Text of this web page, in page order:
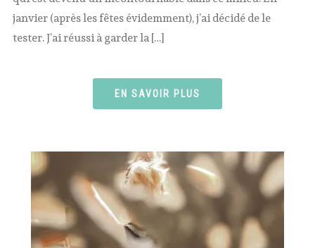
janvier (après les fêtes évidemment), j’ai décidé de le
tester. J’ai réussi à garder la […]
EN SAVOIR PLUS